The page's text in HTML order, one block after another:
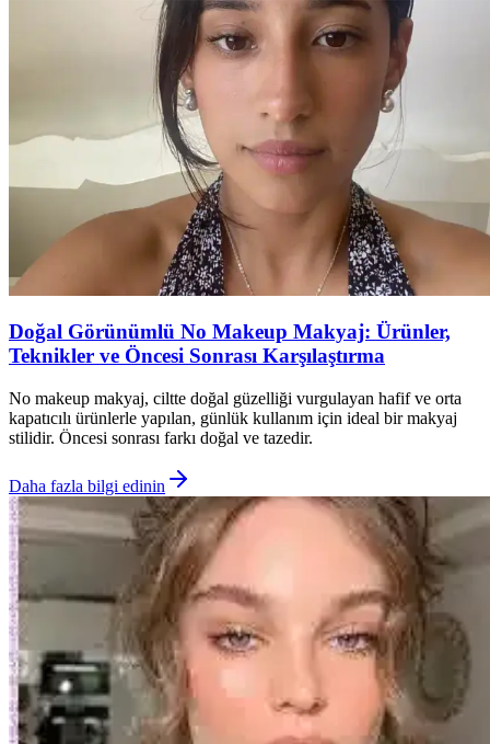
Doğal Görünümlü No Makeup Makyaj: Ürünler,
Teknikler ve Öncesi Sonrası Karşılaştırma
No makeup makyaj, ciltte doğal güzelliği vurgulayan hafif ve orta
kapatıcılı ürünlerle yapılan, günlük kullanım için ideal bir makyaj
stilidir. Öncesi sonrası farkı doğal ve tazedir.
Daha fazla bilgi edinin